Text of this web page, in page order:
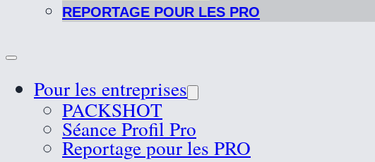
REPORTAGE POUR LES PRO
Pour les entreprises
PACKSHOT
Séance Profil Pro
Reportage pour les PRO